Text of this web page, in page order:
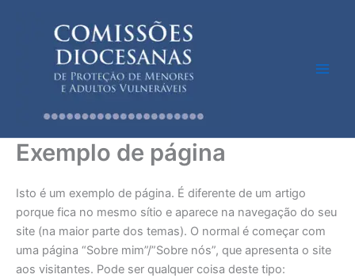
Exemplo de página
Isto é um exemplo de página. É diferente de um artigo
porque fica no mesmo sítio e aparece na navegação do seu
site (na maior parte dos temas). O normal é começar com
uma página “Sobre mim”/”Sobre nós”, que apresenta o site
aos visitantes. Pode ser qualquer coisa deste tipo: